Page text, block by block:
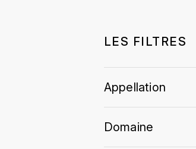
LES FILTRES
Appellation
Domaine